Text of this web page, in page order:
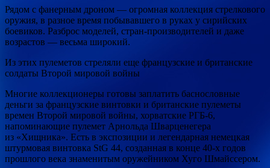
Рядом с фанерным дроном — огромная коллекция стрелкового
оружия, в разное время побывавшего в руках у сирийских
боевиков. Разброс моделей, стран-производителей и даже
возрастов — весьма широкий.
Из этих пулеметов стреляли еще французские и британские
солдаты Второй мировой войны
Многие коллекционеры готовы заплатить баснословные
деньги за французские винтовки и британские пулеметы
времен Второй мировой войны, хорватские РГБ-6,
напоминающие пулемет Арнольда Шварценегера
из «Хищника». Есть в экспозиции и легендарная немецкая
штурмовая винтовка StG 44, созданная в конце 40-х годов
прошлого века знаменитым оружейником Хуго Шмайссером.